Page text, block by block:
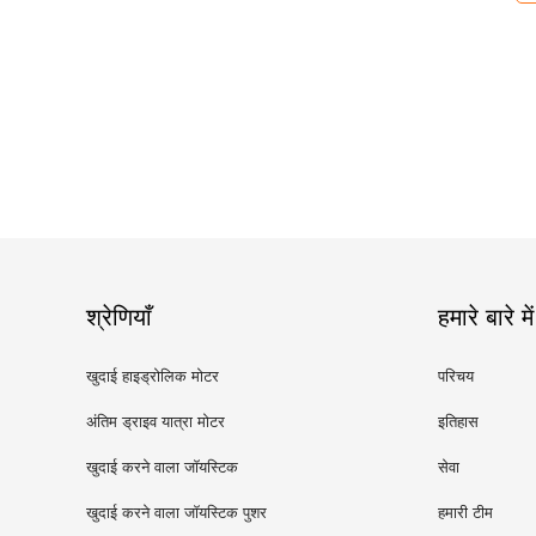
श्रेणियाँ
खुदाई हाइड्रोलिक मोटर
अंतिम ड्राइव यात्रा मोटर
खुदाई करने वाला जॉयस्टिक
खुदाई करने वाला जॉयस्टिक पुशर
हमारे बारे में
परिचय
इतिहास
सेवा
हमारी टीम